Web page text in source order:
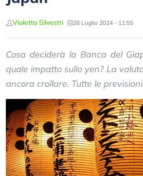
Violetta Silvestri 26 Luglio 2024 - 11:55
Cosa deciderà la Banca del
quale impatto sullo yen? La
ancora crollare. Tutte le